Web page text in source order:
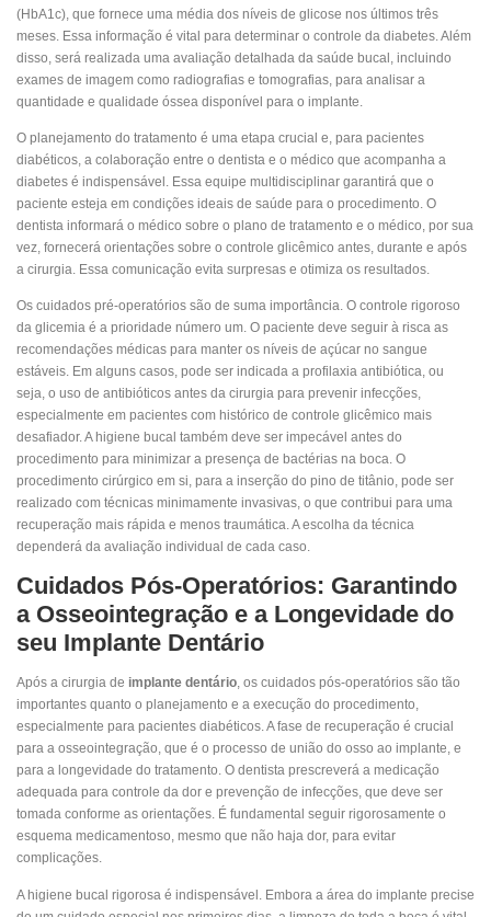
(HbA1c), que fornece uma média dos níveis de glicose nos últimos três
meses. Essa informação é vital para determinar o controle da diabetes. Além
disso, será realizada uma avaliação detalhada da saúde bucal, incluindo
exames de imagem como radiografias e tomografias, para analisar a
quantidade e qualidade óssea disponível para o implante.
O planejamento do tratamento é uma etapa crucial e, para pacientes
diabéticos, a colaboração entre o dentista e o médico que acompanha a
diabetes é indispensável. Essa equipe multidisciplinar garantirá que o
paciente esteja em condições ideais de saúde para o procedimento. O
dentista informará o médico sobre o plano de tratamento e o médico, por sua
vez, fornecerá orientações sobre o controle glicêmico antes, durante e após
a cirurgia. Essa comunicação evita surpresas e otimiza os resultados.
Os cuidados pré-operatórios são de suma importância. O controle rigoroso
da glicemia é a prioridade número um. O paciente deve seguir à risca as
recomendações médicas para manter os níveis de açúcar no sangue
estáveis. Em alguns casos, pode ser indicada a profilaxia antibiótica, ou
seja, o uso de antibióticos antes da cirurgia para prevenir infecções,
especialmente em pacientes com histórico de controle glicêmico mais
desafiador. A higiene bucal também deve ser impecável antes do
procedimento para minimizar a presença de bactérias na boca. O
procedimento cirúrgico em si, para a inserção do pino de titânio, pode ser
realizado com técnicas minimamente invasivas, o que contribui para uma
recuperação mais rápida e menos traumática. A escolha da técnica
dependerá da avaliação individual de cada caso.
Cuidados Pós-Operatórios: Garantindo
a Osseointegração e a Longevidade do
seu Implante Dentário
Após a cirurgia de implante dentário, os cuidados pós-operatórios são tão
importantes quanto o planejamento e a execução do procedimento,
especialmente para pacientes diabéticos. A fase de recuperação é crucial
para a osseointegração, que é o processo de união do osso ao implante, e
para a longevidade do tratamento. O dentista prescreverá a medicação
adequada para controle da dor e prevenção de infecções, que deve ser
tomada conforme as orientações. É fundamental seguir rigorosamente o
esquema medicamentoso, mesmo que não haja dor, para evitar
complicações.
A higiene bucal rigorosa é indispensável. Embora a área do implante precise